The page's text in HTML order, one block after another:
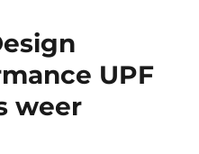
UPF
weer